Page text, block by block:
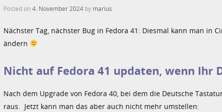
Posted on4. November 2024 by marius
Nächster Tag, nächster Bug in Fedora 41: Diesmal kann man
ändern
Nicht auf Fedora 41 updaten, wenn Ihr
Nach dem Upgrade von Fedora 40, bei dem die Deutsche
raus. Jetzt kann man das aber auch nicht mehr umstellen: